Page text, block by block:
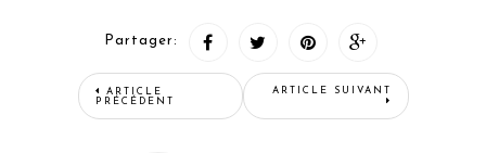
Partager:
ARTICLE
PRÉCÉDENT
ARTICLE SUIVANT